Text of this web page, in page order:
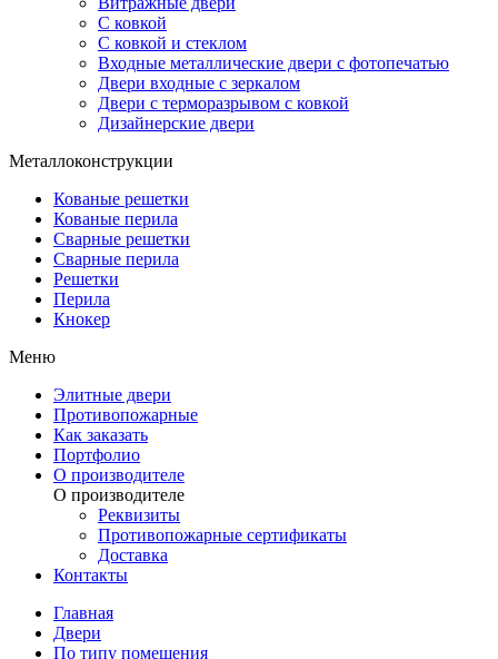
С ковкой
С ковкой и стеклом
Входные металлические двери с фотопечатью
Двери входные с зеркалом
Двери с терморазрывом с ковкой
Дизайнерские двери
Металлоконструкции
Кованые решетки
Кованые перила
Сварные решетки
Сварные перила
Решетки
Перила
Кнокер
Меню
Элитные двери
Противопожарные
Как заказать
Портфолио
О производителе
О производителе
Реквизиты
Противопожарные сертификаты
Доставка
Контакты
Главная
Двери
По типу помещения